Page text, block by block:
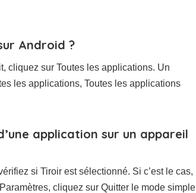
Android ?
cliquez sur Toutes les applications. Un
les applications, Toutes les applications
application sur un appareil
si Tiroir est sélectionné. Si c’est le cas,
cliquez sur Quitter le mode simple